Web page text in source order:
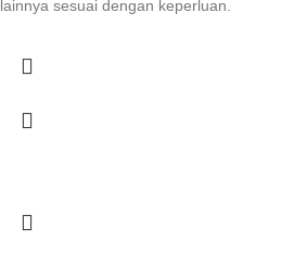
lainnya sesuai dengan keperluan.